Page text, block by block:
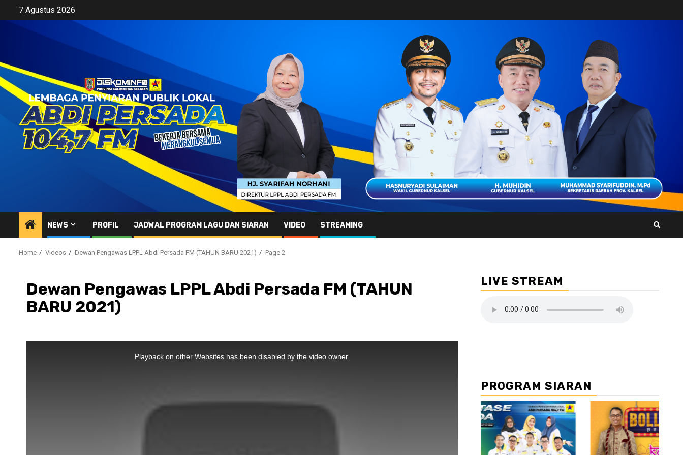
content
7 Agustus 2026
NEWS PROFIL JADWAL PROGRAM LAGU DAN SIARAN VIDEO STREAMING
Home Videos Dewan Pengawas LPPL Abdi Persada FM (TAHUN BARU 2021) Page 2
Dewan Pengawas LPPL Abdi Persada FM (TAHUN
BARU 2021)
LIVE STREAM
PROGRAM SIARAN
//2